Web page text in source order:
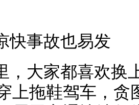
快事故也易发
，大家都喜欢换
上拖鞋驾车，贪